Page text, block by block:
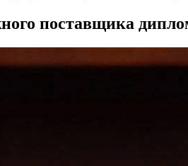
поставщика